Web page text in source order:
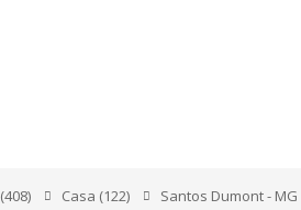
(408) Casa (122) Santos Dumont - MG